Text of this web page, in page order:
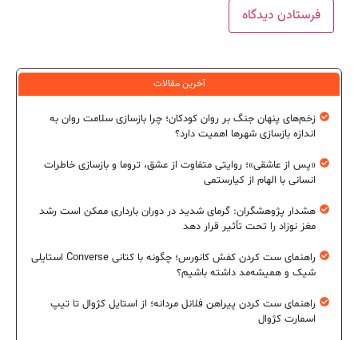
آخرین مقالات
زخم‌های پنهان جنگ بر روان کودکان؛ چرا بازسازی سلامت روان به
اندازه بازسازی شهرها اهمیت دارد؟
«پس از عاشقی»؛ روایتی متفاوت از عشق، تروما و بازسازی خاطرات
انسانی با الهام از کیارستمی
هشدار پژوهشگران: گرمای شدید در دوران بارداری ممکن است رشد
مغز نوزاد را تحت تأثیر قرار دهد
راهنمای ست کردن کفش کانورس؛ چگونه با کتانی Converse استایلی
شیک و همیشه‌مد داشته باشیم؟
راهنمای ست کردن پیراهن فلانل مردانه؛ از استایل کژوال تا تیپ
اسمارت کژوال